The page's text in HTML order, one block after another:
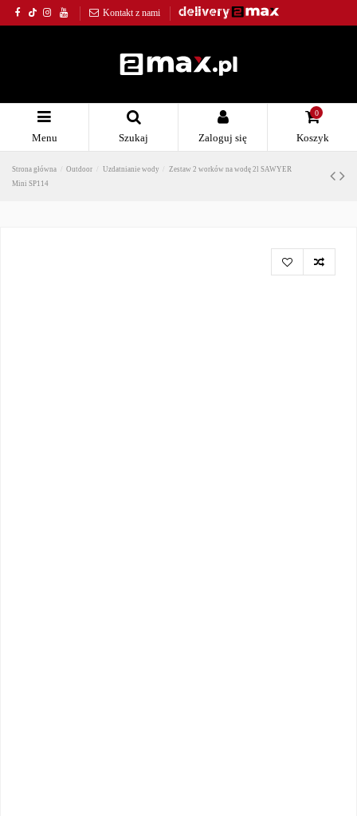
Kontakt z nami
Menu Szukaj Zaloguj się
0
Koszyk
Strona główna Outdoor Uzdatnianie wody
Zestaw 2 worków na wodę 2l SAWYER
Mini SP114